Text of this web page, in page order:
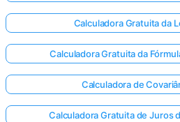
Calculadora Gratuita da
Calculadora Gratuita da
Calculadora de
Calculadora Gratuita de Juros